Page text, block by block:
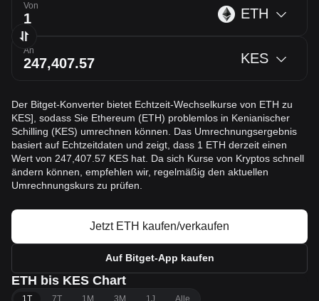
Von ETH
An KES
Der Bitget-Konverter bietet Echtzeit-Wechselkurse von ETH zu
KES], sodass Sie Ethereum (ETH) problemlos in Kenianischer
Schilling (KES) umrechnen können. Das Umrechnungsergebnis
basiert auf Echtzeitdaten und zeigt, dass 1 ETH derzeit einen
Wert von 247,407.57 KES hat. Da sich Kurse von Kryptos schnell
ändern können, empfehlen wir, regelmäßig den aktuellen
Umrechnungskurs zu prüfen.
Jetzt ETH kaufen/verkaufen
Auf Bitget-App kaufen
ETH bis KES Chart
1T 7T 1M 3M 1J Alle